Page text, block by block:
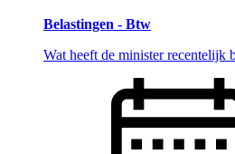
Belastingen - Btw
Wat heeft de minister recentelijk